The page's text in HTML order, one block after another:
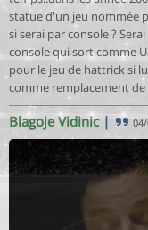
statue d'un jeu nommée
si serai par console ?
console qui sort comme
pour le jeu de hattrick si
comme remplacement de
Blagoje Vidinic|